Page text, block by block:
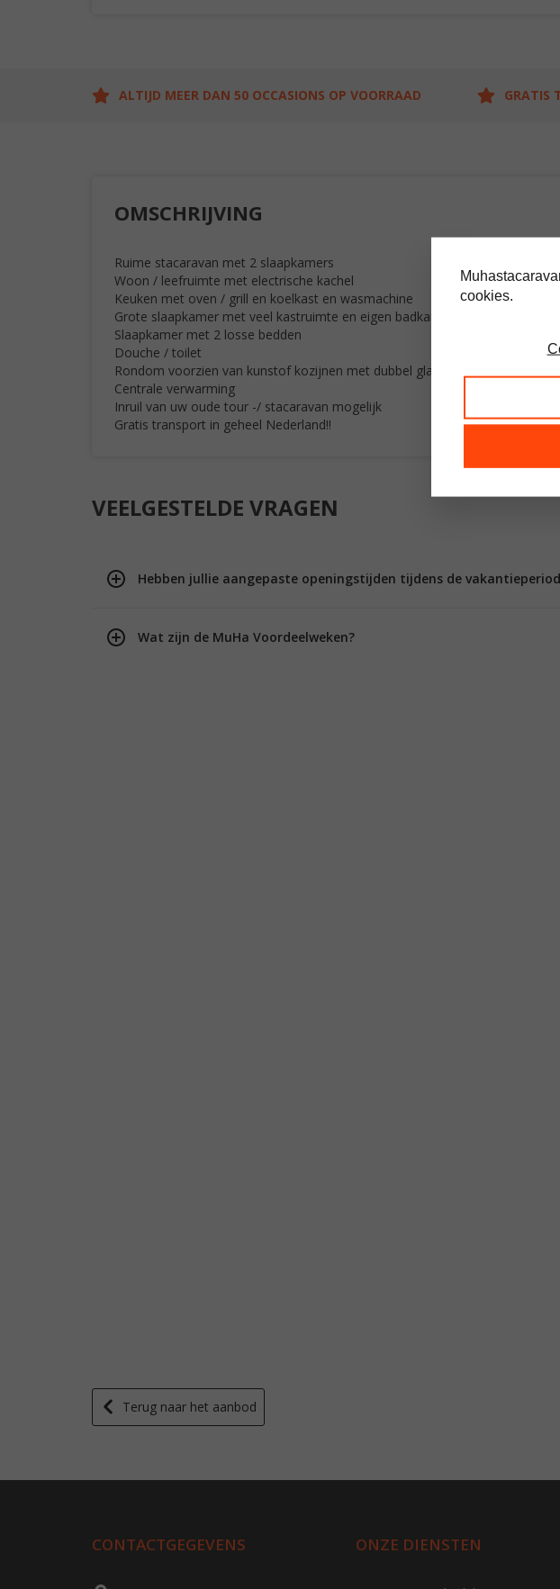
ALTIJD MEER DAN 50 OCCASIONS OP VOORRAAD GRATIS
OMSCHRIJVING
Ruime stacaravan met 2 slaapkamers
Woon / leefruimte met electrische kachel
Keuken met oven / grill en koelkast en wasmachine
Grote slaapkamer met veel kastruimte en eigen badkamer met bad en toilet
Slaapkamer met 2 losse bedden
Douche / toilet
Rondom voorzien van kunstof kozijnen met dubbel glas
Centrale verwarming
Inruil van uw oude tour -/ stacaravan mogelijk
Gratis transport in geheel Nederland!!
VEELGESTELDE VRAGEN
Hebben jullie aangepaste openingstijden tijdens de
Wat zijn de MuHa Voordeelweken?
Terug naar het aanbod
CONTACTGEGEVENS ONZE DIENSTEN
cookies.